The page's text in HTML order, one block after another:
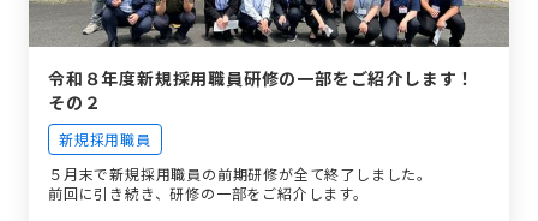
令和８年度新規採用職員研修の一部をご紹介します！
その２
新規採用職員
５月末で新規採用職員の前期研修が全て終了しました。
前回に引き続き、研修の一部をご紹介します。